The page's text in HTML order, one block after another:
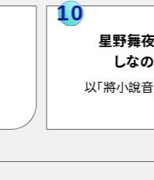
10
星野舞
しな
以「將小說